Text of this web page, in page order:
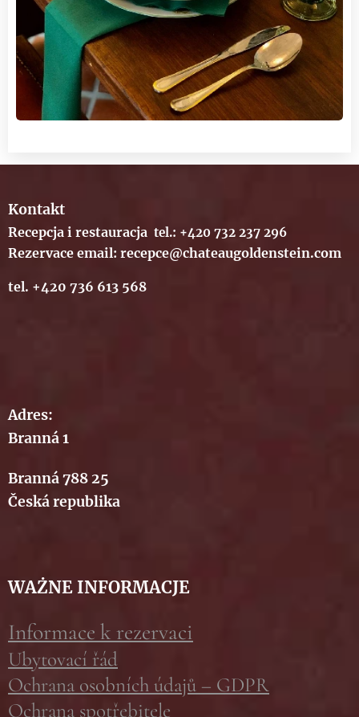
Kontakt
Recepcja i restauracja tel.: +420 732 237 296
Rezervace email: recepce@chateaugoldenstein.com
tel. +420 736 613 568
Adres:
Branná 1
Branná 788 25
Česká republika
WAŻNE INFORMACJE
Informace k rezervaci
Ubytovací řád
Ochrana osobních údajů – GDPR
Ochrana spotřebitele